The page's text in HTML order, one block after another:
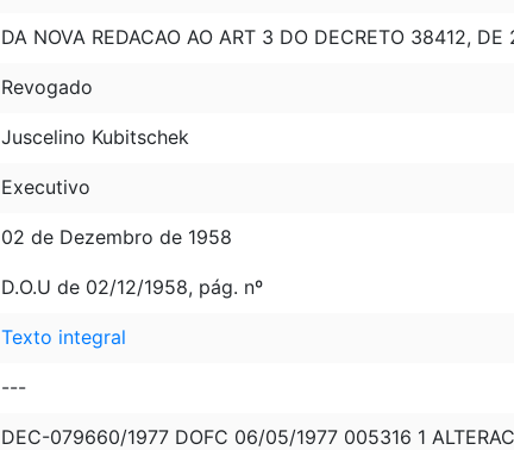
DA NOVA REDACAO AO ART 3 DO DECRETO 38412,
Revogado
Juscelino Kubitschek
Executivo
02 de Dezembro de 1958
D.O.U de 02/12/1958, pág. nº
Texto integral
---
DEC-079660/1977 DOFC 06/05/1977 005316 1